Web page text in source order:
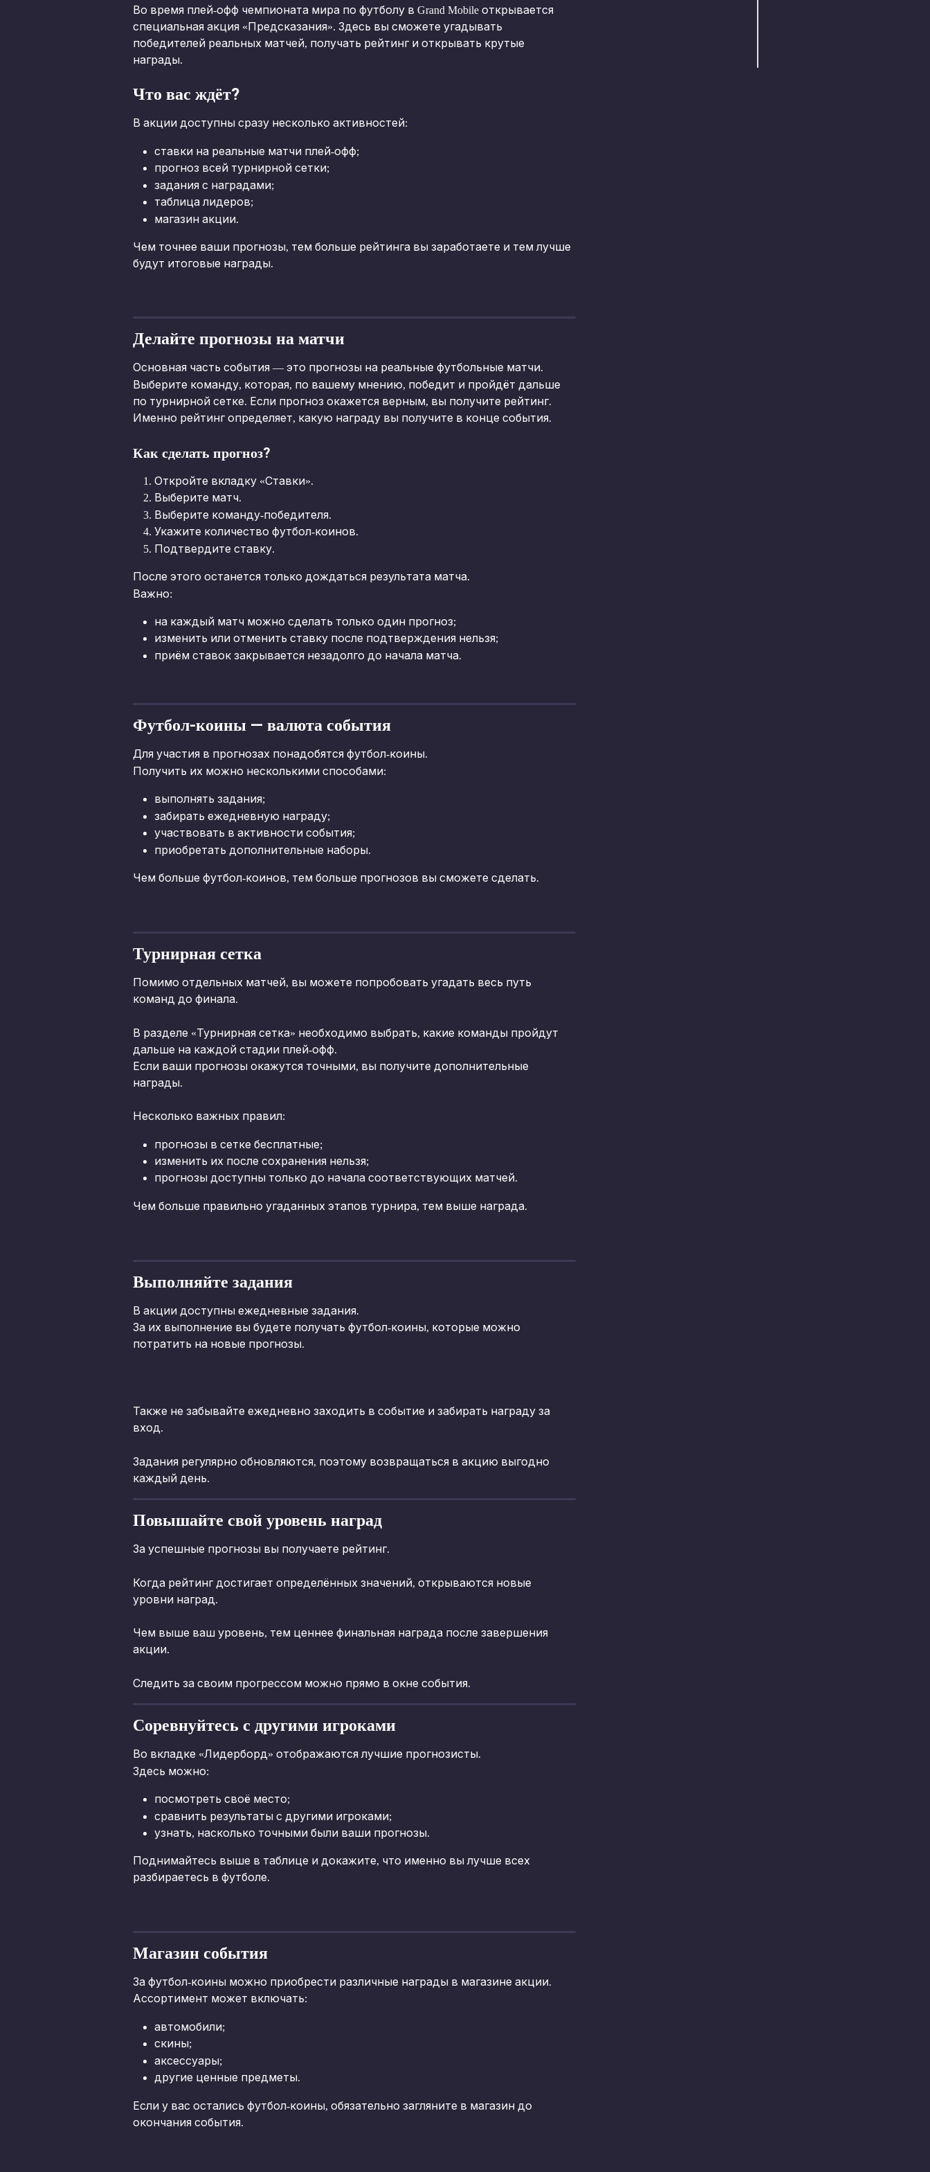
Во время плей-офф чемпионата мира по футболу в Grand Mobile открывается
специальная акция «Предсказания». Здесь вы сможете угадывать
победителей реальных матчей, получать рейтинг и открывать крутые
награды.
Что вас ждёт?
В акции доступны сразу несколько активностей:
ставки на реальные матчи плей-офф;
прогноз всей турнирной сетки;
задания с наградами;
таблица лидеров;
магазин акции.
Чем точнее ваши прогнозы, тем больше рейтинга вы заработаете и тем лучше
будут итоговые награды.
Делайте прогнозы на матчи
Основная часть события — это прогнозы на реальные футбольные матчи.
Выберите команду, которая, по вашему мнению, победит и пройдёт дальше
по турнирной сетке. Если прогноз окажется верным, вы получите рейтинг.
Именно рейтинг определяет, какую награду вы получите в конце события.
Как сделать прогноз?
Откройте вкладку «Ставки».
Выберите матч.
Выберите команду-победителя.
Укажите количество футбол-коинов.
Подтвердите ставку.
После этого останется только дождаться результата матча.
Важно:
на каждый матч можно сделать только один прогноз;
изменить или отменить ставку после подтверждения нельзя;
приём ставок закрывается незадолго до начала матча.
Футбол-коины — валюта события
Для участия в прогнозах понадобятся футбол-коины.
Получить их можно несколькими способами:
выполнять задания;
забирать ежедневную награду;
участвовать в активности события;
приобретать дополнительные наборы.
Чем больше футбол-коинов, тем больше прогнозов вы сможете сделать.
Турнирная сетка
Помимо отдельных матчей, вы можете попробовать угадать весь путь
команд до финала.
В разделе «Турнирная сетка» необходимо выбрать, какие команды пройдут
дальше на каждой стадии плей-офф.
Если ваши прогнозы окажутся точными, вы получите дополнительные
награды.
Несколько важных правил:
прогнозы в сетке бесплатные;
изменить их после сохранения нельзя;
прогнозы доступны только до начала соответствующих матчей.
Чем больше правильно угаданных этапов турнира, тем выше награда.
Выполняйте задания
В акции доступны ежедневные задания.
За их выполнение вы будете получать футбол-коины, которые можно
потратить на новые прогнозы.
Также не забывайте ежедневно заходить в событие и забирать награду за
вход.
Задания регулярно обновляются, поэтому возвращаться в акцию выгодно
каждый день.
Повышайте свой уровень наград
За успешные прогнозы вы получаете рейтинг.
Когда рейтинг достигает определённых значений, открываются новые
уровни наград.
Чем выше ваш уровень, тем ценнее финальная награда после завершения
акции.
Следить за своим прогрессом можно прямо в окне события.
Соревнуйтесь с другими игроками
Во вкладке «Лидерборд» отображаются лучшие прогнозисты.
Здесь можно:
посмотреть своё место;
сравнить результаты с другими игроками;
узнать, насколько точными были ваши прогнозы.
Поднимайтесь выше в таблице и докажите, что именно вы лучше всех
разбираетесь в футболе.
Магазин события
За футбол-коины можно приобрести различные награды в магазине акции.
Ассортимент может включать:
автомобили;
скины;
аксессуары;
другие ценные предметы.
Если у вас остались футбол-коины, обязательно загляните в магазин до
окончания события.